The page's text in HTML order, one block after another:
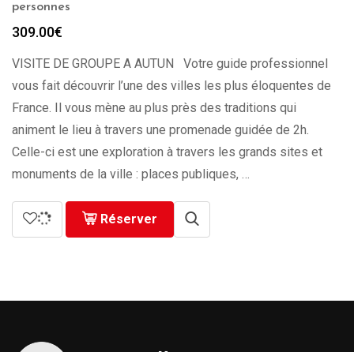
personnes
309.00€
VISITE DE GROUPE A AUTUN Votre guide professionnel
vous fait découvrir l’une des villes les plus éloquentes de
France. Il vous mène au plus près des traditions qui
animent le lieu à travers une promenade guidée de 2h.
Celle-ci est une exploration à travers les grands sites et
monuments de la ville : places publiques, …
Réserver